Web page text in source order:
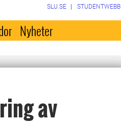
SLU.SE STUDENTWEBB
Nyheter
av